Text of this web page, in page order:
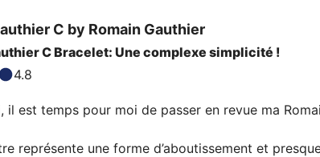
C by Romain Gauthier
C Bracelet: Une complexe simplicité !
4.8
il est temps pour moi de passer en revue ma
représente une forme d’aboutissement et